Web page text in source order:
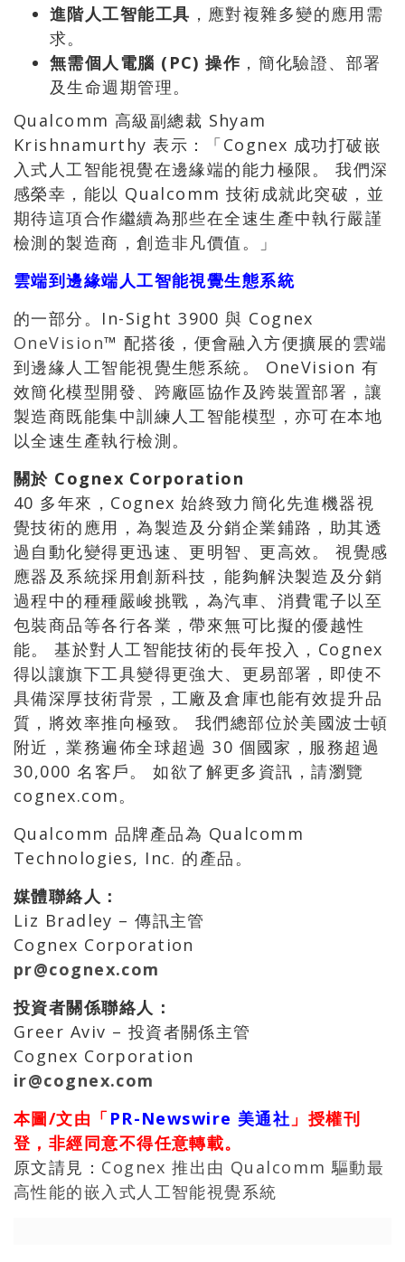
進階人工智能工具 ，應對複雜多變的應用需
求。
無需個人電腦 (PC) 操作 ，簡化驗證、部署
及生命週期管理。
Qualcomm 高級副總裁 Shyam
Krishnamurthy 表示：「Cognex 成功打破嵌
入式人工智能視覺在邊緣端的能力極限。 我們深
感榮幸，能以 Qualcomm 技術成就此突破，並
期待這項合作繼續為那些在全速生產中執行嚴謹
檢測的製造商，創造非凡價值。」
雲端到邊緣端人工智能視覺生態系統
的一部分。In-Sight 3900 與 Cognex
OneVision™ 配搭後，便會融入方便擴展的雲端
到邊緣人工智能視覺生態系統。 OneVision 有
效簡化模型開發、跨廠區協作及跨裝置部署，讓
製造商既能集中訓練人工智能模型，亦可在本地
以全速生產執行檢測。
關於 Cognex Corporation
40 多年來，Cognex 始終致力簡化先進機器視
覺技術的應用，為製造及分銷企業鋪路，助其透
過自動化變得更迅速、更明智、更高效。 視覺感
應器及系統採用創新科技，能夠解決製造及分銷
過程中的種種嚴峻挑戰，為汽車、消費電子以至
包裝商品等各行各業，帶來無可比擬的優越性
能。 基於對人工智能技術的長年投入，Cognex
得以讓旗下工具變得更強大、更易部署，即使不
具備深厚技術背景，工廠及倉庫也能有效提升品
質，將效率推向極致。 我們總部位於美國波士頓
附近，業務遍佈全球超過 30 個國家，服務超過
30,000 名客戶。 如欲了解更多資訊，請瀏覽
cognex.com。
Qualcomm 品牌產品為 Qualcomm
Technologies, Inc. 的產品。
媒體聯絡人：
Liz Bradley – 傳訊主管
Cognex Corporation
pr@cognex.com
投資者關係聯絡人：
Greer Aviv – 投資者關係主管
Cognex Corporation
ir@cognex.com
本圖/文由「 PR-Newswire 美通社 」授權刊
登，非經同意不得任意轉載。
原文請見： Cognex 推出由 Qualcomm 驅動最
高性能的嵌入式人工智能視覺系統